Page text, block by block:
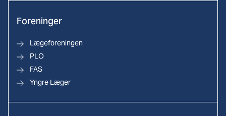
Foreninger
Lægeforeningen
PLO
FAS
Yngre Læger